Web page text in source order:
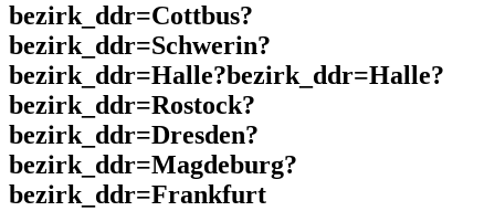
bezirk_ddr=Cottbus?
bezirk_ddr=Schwerin?
bezirk_ddr=Halle?bezirk_ddr=Halle?
bezirk_ddr=Rostock?
bezirk_ddr=Dresden?
bezirk_ddr=Magdeburg?
bezirk_ddr=Frankfurt